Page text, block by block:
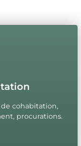
cohabitation,
procurations.